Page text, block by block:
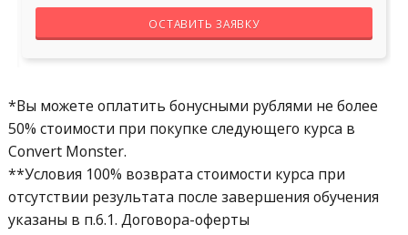
ОСТАВИТЬ ЗАЯВКУ
*Вы можете оплатить бонусными рублями не более
50% стоимости при покупке следующего курса в
Convert Monster.
**Условия 100% возврата стоимости курса при
отсутствии результата после завершения обучения
указаны в п.6.1. Договора-оферты